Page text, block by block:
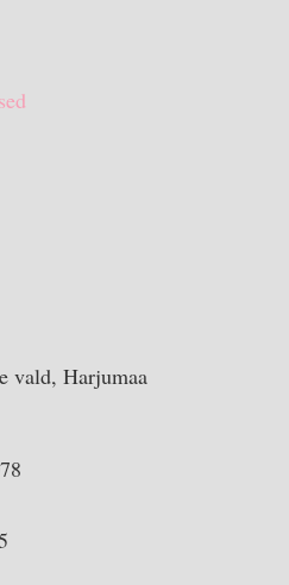
vald, Harjumaa